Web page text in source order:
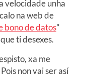
velocidade unha
na web de
bono de datos”
ti desexes.
xa me
non vai ser así